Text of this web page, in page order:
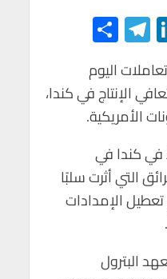
Li
n
ke
dI
n
Te
le
gr
a
m
h
ar
e
اليوم
الإنتاج في كندا،
الأمريكية.
كندا في
التي أثرت سلبًا
الإمدادات
البترول